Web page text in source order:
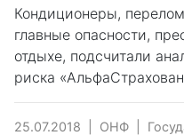
Кондиционеры,
главные опасности,
отдыхе, подсчитали
риска
25.07.2018 ОНФ